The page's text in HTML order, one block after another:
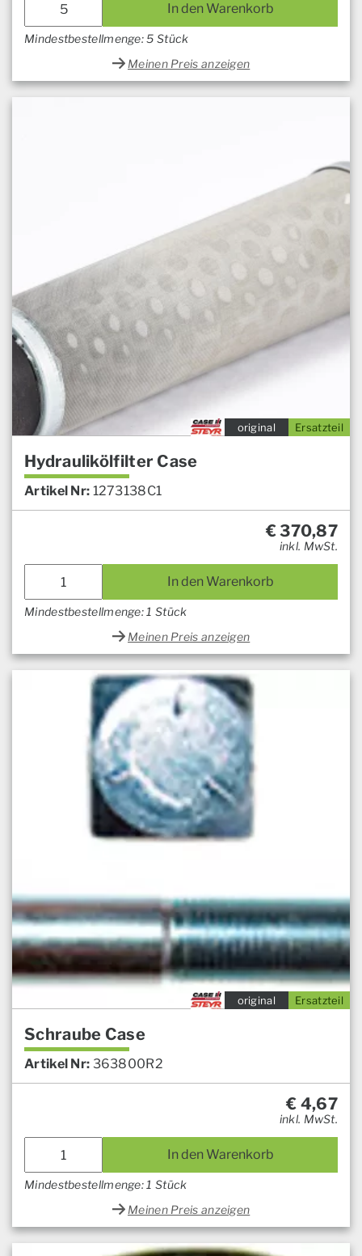
In den Warenkorb
Mindestbestellmenge: 5 Stück
Meinen Preis anzeigen
Ersatzteil
original
Hydraulikölfilter Case
Artikel Nr: 1273138C1
€370,87
inkl. MwSt.
In den Warenkorb
Mindestbestellmenge: 1 Stück
Meinen Preis anzeigen
Ersatzteil
original
Schraube Case
Artikel Nr: 363800R2
€ 4,67
inkl. MwSt.
In den Warenkorb
Mindestbestellmenge: 1 Stück
Meinen Preis anzeigen